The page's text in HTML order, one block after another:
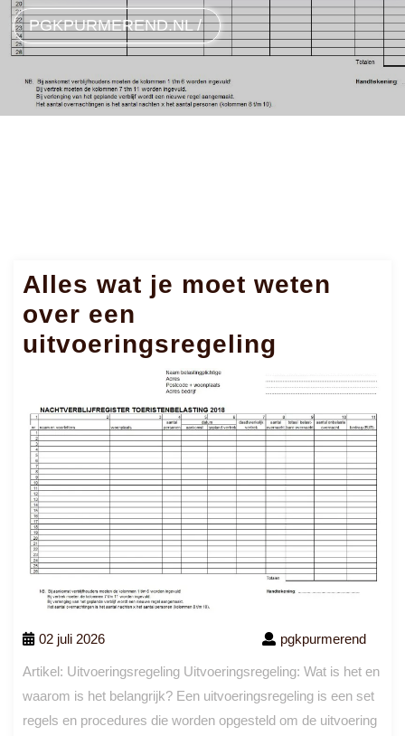
PGKPURMEREND.NL /
Alles wat je moet weten
over een
uitvoeringsregeling
02 juli 2026 pgkpurmerend
Artikel: Uitvoeringsregeling Uitvoeringsregeling: Wat is het en
waarom is het belangrijk? Een uitvoeringsregeling is een set
regels en procedures die worden opgesteld om de uitvoering